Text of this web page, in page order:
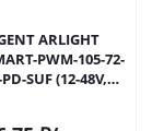
ARLIGHT
PWM-105-72-
SUF (12-48V,